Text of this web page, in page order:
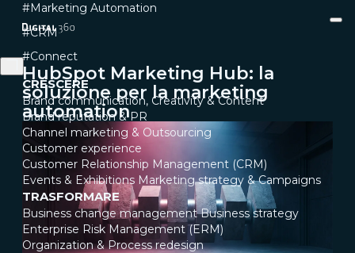
CRESCERE
Brand communication, Creativity & Content
Brand reputation & PR
Channel marketing & Outsourcing
Customer experience
Customer Relationship Management (CRM)
Events & Exhibitions Marketing strategy & Campaigns
TRASFORMARE
Business change management Business strategy
Enterprise Risk Management (ERM)
Organization & Process redesign
#Marketing Automation
#CRM
#Connect
HubSpot Marketing Hub: la
soluzione per la marketing
automation